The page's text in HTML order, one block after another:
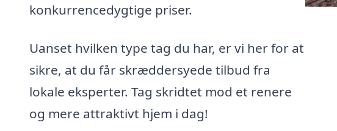
konkurrencedygtige priser.
Uanset hvilken type tag du har, er vi her for at
sikre, at du får skræddersyede tilbud fra
lokale eksperter. Tag skridtet mod et renere
og mere attraktivt hjem i dag!